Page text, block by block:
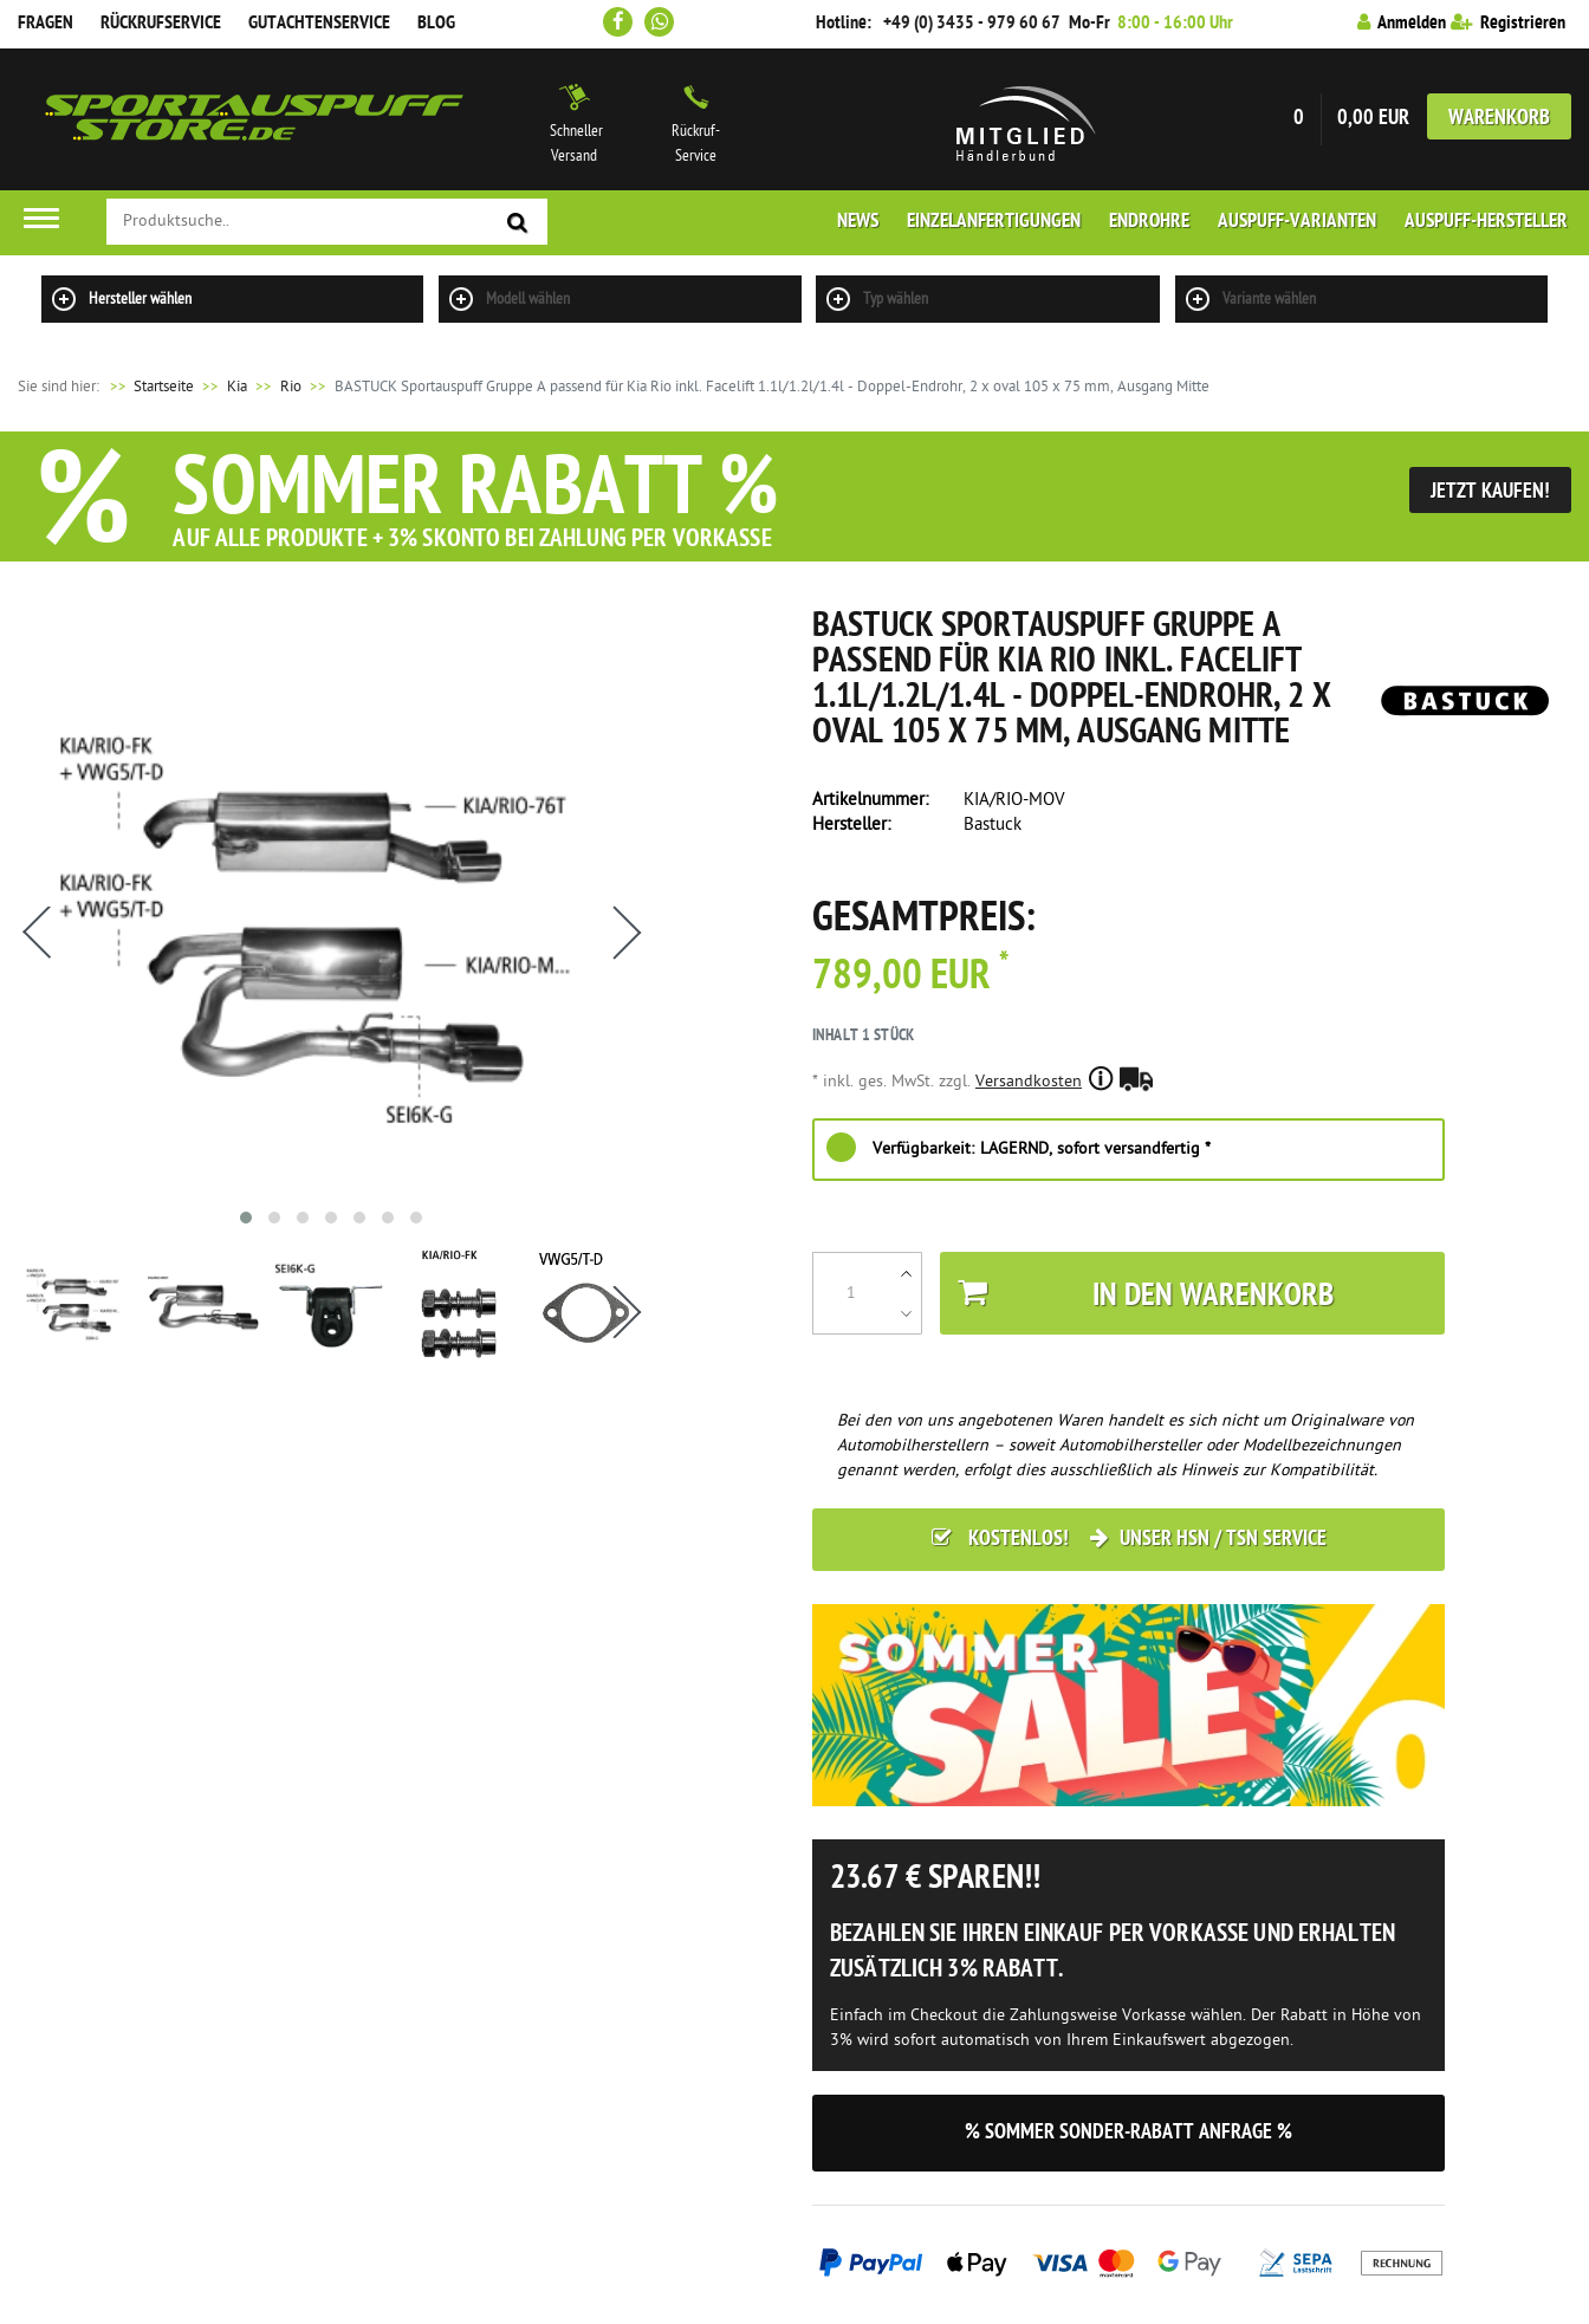
FRAGEN RÜCKRUFSERVICE GUTACHTENSERVICE BLOG Hotline: +49 (0) 3435 - 979 60 67 Mo-Fr 8:00 - 16:00 Uhr Anmelden Registrieren
0 0,00 EUR WARENKORB
Schneller
Versand
Rückruf-
Service
NEWS EINZELANFERTIGUNGEN ENDROHRE AUSPUFF-VARIANTEN AUSPUFF-HERSTELLER
Hersteller wählen Modell wählen Typ wählen Variante wählen
Sie sind hier: >> Startseite Kia Rio BASTUCK Sportauspuff Gruppe A passend für Kia Rio inkl. Facelift 1.1l/1.2l/1.4l - Doppel-Endrohr, 2 x oval 105 x 75 mm, Ausgang Mitte
% SOMMER RABATT %
AUF ALLE PRODUKTE + 3% SKONTO BEI ZAHLUNG PER VORKASSE
JETZT KAUFEN!
BASTUCK SPORTAUSPUFF GRUPPE A
PASSEND FÜR KIA RIO INKL. FACELIFT
1.1L/1.2L/1.4L - DOPPEL-ENDROHR, 2 X
OVAL 105 X 75 MM, AUSGANG MITTE
Artikelnummer:
KIA/RIO-MOV
Hersteller:
Bastuck
GESAMTPREIS:
789,00 EUR *
INHALT 1STÜCK
* inkl. ges. MwSt. zzgl. Versandkosten
Verfügbarkeit: LAGERND, sofort versandfertig *
IN DEN WARENKORB
Bei den von uns angebotenen Waren handelt es sich nicht um Originalware von
Automobilherstellern – soweit Automobilhersteller oder Modellbezeichnungen
genannt werden, erfolgt dies ausschließlich als Hinweis zur Kompatibilität.
KOSTENLOS! UNSER HSN / TSN SERVICE
23.67€ SPAREN!!
BEZAHLEN SIE IHREN EINKAUF PER VORKASSE UND ERHALTEN
ZUSÄTZLICH 3% RABATT.
Einfach im Checkout die Zahlungsweise Vorkasse wählen. Der Rabatt in Höhe von
3% wird sofort automatisch von Ihrem Einkaufswert abgezogen.
% SOMMER SONDER-RABATT ANFRAGE %